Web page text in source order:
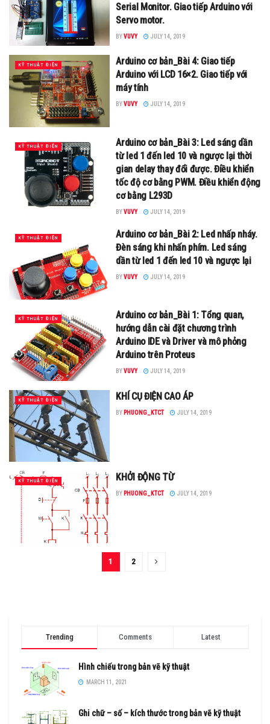
Serial Monitor. Giao tiếp Arduino với
Servo motor.
BYVUVY JULY 14, 2019
KỸ THUẬT ĐIỆN
Arduino cơ bản_Bài 4: Giao tiếp
Arduino với LCD 16×2. Giao tiếp với
máy tính
BYVUVY JULY 14, 2019
KỸ THUẬT ĐIỆN
Arduino cơ bản_Bài 3: Led sáng dần
từ led 1 đến led 10 và ngược lại thời
gian delay thay đổi được. Điều khiển
tốc độ cơ bằng PWM. Điều khiển động
cơ bằng L293D
BYVUVY JULY 14, 2019
KỸ THUẬT ĐIỆN
Arduino cơ bản_Bài 2: Led nhấp nháy.
Đèn sáng khi nhấn phím. Led sáng
dần từ led 1 đến led 10 và ngược lại
BYVUVY JULY 14, 2019
KỸ THUẬT ĐIỆN
Arduino cơ bản_Bài 1: Tổng quan,
hướng dẫn cài đặt chương trình
Arduino IDE và Driver và mô phỏng
Arduino trên Proteus
BYVUVY JULY 14, 2019
KỸ THUẬT ĐIỆN KHÍ CỤ ĐIỆN CAO ÁP
BY PHUONG_KTCT JULY 14, 2019
KỸ THUẬT ĐIỆN KHỞI ĐỘNG TỪ
BY PHUONG_KTCT JULY 14, 2019
1 2
Trending Comments Latest
Hình chiếu trong bản vẽ kỹ thuật
MARCH 11, 2021
Ghi chữ – số – kích thước trong bản vẽ kỹ thuật